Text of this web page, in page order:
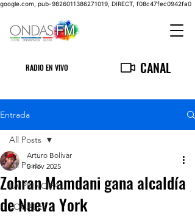
google.com, pub-9826011386271019, DIRECT, f08c47fec0942fa0
RADIO EN VIVO CANAL
Entrada
All Posts
LA PRINCIPAL
LOCALES
All Posts
Zohran Mamdani gana alcaldía
de Nueva York
Arturo Bolívar
5 nov 2025